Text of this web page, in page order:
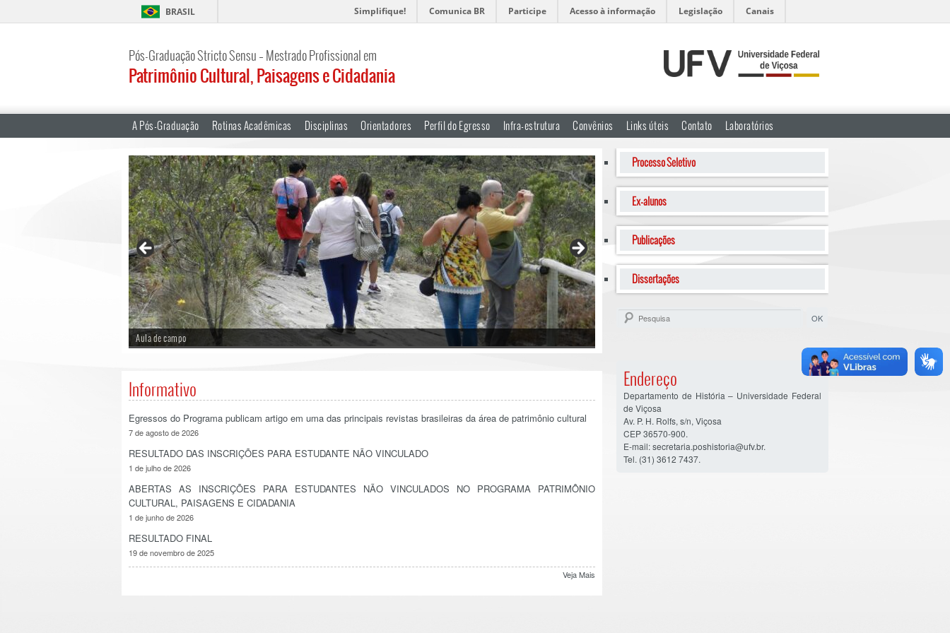
BRASIL Simplifique! Comunica BR Participe Acesso à informação Legislação Canais
Pós-Graduação Stricto Sensu – Mestrado Profissional em
Patrimônio Cultural, Paisagens e Cidadania
A Pós-Graduação Rotinas Acadêmicas Disciplinas Orientadores Perfil do Egresso Infra-estrutura Convênios Links úteis Contato Laboratórios
Aula de campo
Informativo
Egressos do Programa publicam artigo em uma das principais revistas brasileiras da área de patrimônio cultural
7 de agosto de 2026
RESULTADO DAS INSCRIÇÕES PARA ESTUDANTE NÃO VINCULADO
1 de julho de 2026
ABERTAS AS INSCRIÇÕES PARA ESTUDANTES NÃO VINCULADOS NO PROGRAMA PATRIMÔNIO
CULTURAL, PAISAGENS E CIDADANIA
1 de junho de 2026
RESULTADO FINAL
19 de novembro de 2025
Veja Mais
Processo Seletivo
Ex-alunos
Publicações
Dissertações
Endereço
Departamento de História – Universidade Federal
de Viçosa
Av. P. H. Rolfs, s/n, Viçosa
CEP 36570-900.
E-mail: secretaria.poshistoria@ufv.br.
Tel. (31) 3612 7437.